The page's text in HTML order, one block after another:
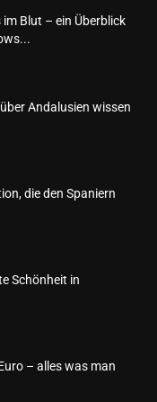
Blut – ein Überblick
Andalusien wissen
die den Spaniern
Schönheit in
– alles was man